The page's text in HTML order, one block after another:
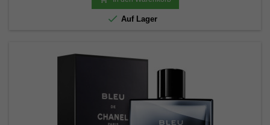
 Auf Lager